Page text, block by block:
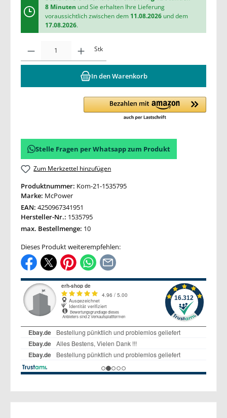
8 Minuten und Sie erhalten Ihre Lieferung
voraussichtlich zwischen dem 11.08.2026und dem
17.08.2026.
Stk
In den Warenkorb
Stelle Fragen per Whatsapp zum Produkt
Zum Merkzettel hinzufügen
Produktnummer: Kom-21-1535795
Marke: McPower
EAN: 4250967341951
Hersteller-Nr.: 1535795
max. Bestellmenge: 10
Dieses Produkt weiterempfehlen: